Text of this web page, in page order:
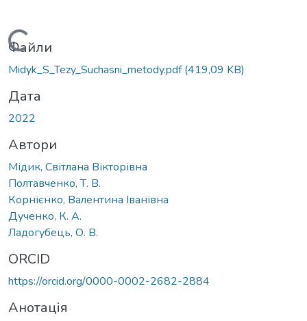
Вантажиться...
Файли
Midyk_S_Tezy_Suchasni_metody.pdf(419,09 KB)
Дата
2022
Автори
Мідик, Світлана Вікторівна
Полтавченко, Т. В.
Корнієнко, Валентина Іванівна
Дученко, К. A.
Ладогубець, О. В.
ORCID
https://orcid.org/0000-0002-2682-2884
Анотація